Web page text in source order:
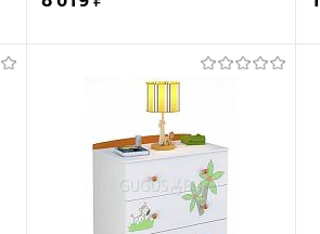
В корзину
Купить в 1 клик
К сравнению
В избранное
По запросу